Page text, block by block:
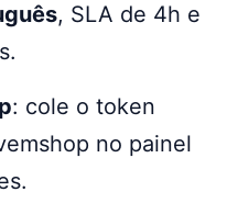
, SLA de 4h e
: cole o token
no painel